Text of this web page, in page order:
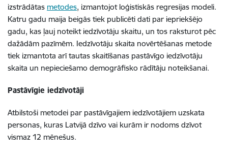
izstrādātas metodes, izmantojot loģistiskās regresijas modeli.
Katru gadu maija beigās tiek publicēti dati par iepriekšējo
gadu, kas ļauj noteikt iedzīvotāju skaitu, un tos raksturot pēc
dažādām pazīmēm. Iedzīvotāju skaita novērtēšanas metode
tiek izmantota arī tautas skaitīšanas pastāvīgo iedzīvotāju
skaita un nepieciešamo demogrāfisko rādītāju noteikšanai.
Pastāvīgie iedzīvotāji
Atbilstoši metodei par pastāvīgajiem iedzīvotājiem uzskata
personas, kuras Latvijā dzīvo vai kurām ir nodoms dzīvot
vismaz 12 mēnešus.